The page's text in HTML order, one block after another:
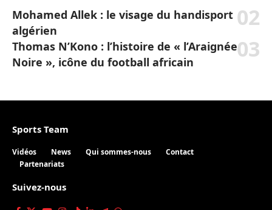
Mohamed Allek : le visage du handisport
algérien
Thomas N’Kono : l’histoire de « l’Araignée
Noire », icône du football africain
Sports Team
Vidéos News Qui sommes-nous
Contact
Partenariats
Suivez-nous